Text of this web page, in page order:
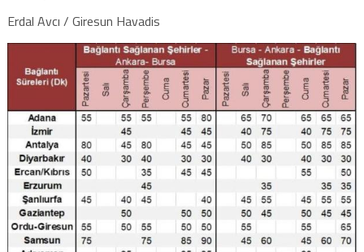
Erdal Avcı / Giresun Havadis